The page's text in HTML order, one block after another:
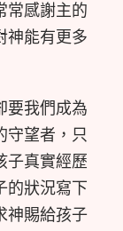
常感謝主的
神能有更多
要我們成為
守望者，只
子真實經歷
的狀況寫下
神賜給孩子